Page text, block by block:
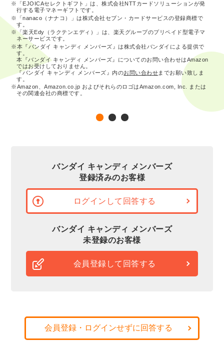
※「EJOICAセレクトギフト」は、株式会社NTTカードソリューションが発
行する電子マネーギフトです。
※「nanaco（ナナコ）」は株式会社セブン・カードサービスの登録商標で
す。
※「楽天Edy（ラクテンエディ）」は、楽天グループのプリペイド型電子マ
ネーサービスです。
※本『バンダイ キャンディ メンバーズ』は株式会社バンダイによる提供で
す。
本『バンダイ キャンディ メンバーズ』についてのお問い合わせはAmazon
ではお受けしておりません。
『バンダイ キャンディ メンバーズ』内のお問い合わせまでお願い致しま
す。
※Amazon、Amazon.co.jp およびそれらのロゴはAmazon.com, Inc. または
その関連会社の商標です。
バンダイ キャンディ メンバーズ
登録済みのお客様
ログインして回答する
バンダイ キャンディ メンバーズ
未登録のお客様
会員登録して回答する
会員登録・ログインせずに回答する